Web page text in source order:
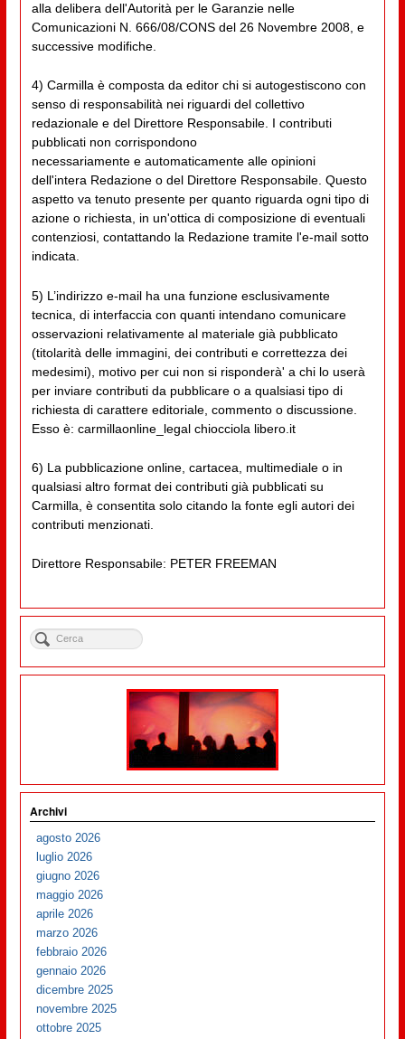
alla delibera dell'Autorità per le Garanzie nelle
Comunicazioni N. 666/08/CONS del 26 Novembre 2008, e
successive modifiche.
4) Carmilla è composta da editor chi si autogestiscono con
senso di responsabilità nei riguardi del collettivo
redazionale e del Direttore Responsabile. I contributi
pubblicati non corrispondono
necessariamente e automaticamente alle opinioni
dell'intera Redazione o del Direttore Responsabile. Questo
aspetto va tenuto presente per quanto riguarda ogni tipo di
azione o richiesta, in un'ottica di composizione di eventuali
contenziosi, contattando la Redazione tramite l'e-mail sotto
indicata.
5) L’indirizzo e-mail ha una funzione esclusivamente
tecnica, di interfaccia con quanti intendano comunicare
osservazioni relativamente al materiale già pubblicato
(titolarità delle immagini, dei contributi e correttezza dei
medesimi), motivo per cui non si risponderà' a chi lo userà
per inviare contributi da pubblicare o a qualsiasi tipo di
richiesta di carattere editoriale, commento o discussione.
Esso è: carmillaonline_legal chiocciola libero.it
6) La pubblicazione online, cartacea, multimediale o in
qualsiasi altro format dei contributi già pubblicati su
Carmilla, è consentita solo citando la fonte egli autori dei
contributi menzionati.
Direttore Responsabile: PETER FREEMAN
Archivi
agosto 2026
luglio 2026
giugno 2026
maggio 2026
aprile 2026
marzo 2026
febbraio 2026
gennaio 2026
dicembre 2025
novembre 2025
ottobre 2025